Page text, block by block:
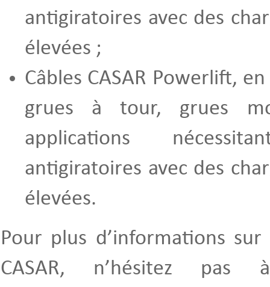
antigiratoires avec des
élevées ;
Câbles CASAR Powerlift,
grues à tour, grues
applications
antigiratoires avec des
élevées.
Pour plus d’informations sur
CASAR, n’hésitez pas